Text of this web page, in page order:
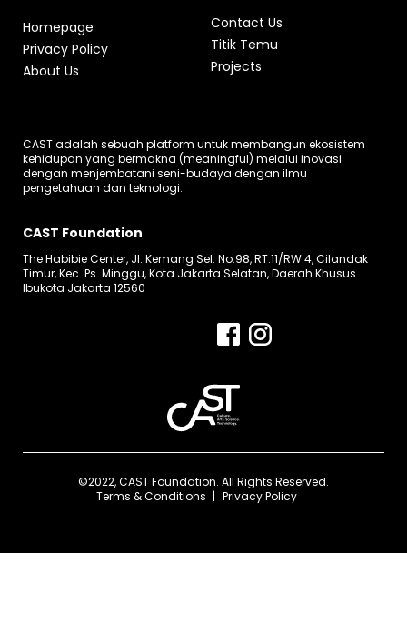
Homepage
Privacy Policy
About Us
Contact Us
Titik Temu
Projects
CAST adalah sebuah platform untuk membangun ekosistem
kehidupan yang bermakna (meaningful) melalui inovasi
dengan menjembatani seni-budaya dengan ilmu
pengetahuan dan teknologi.
CAST Foundation
The Habibie Center, Jl. Kemang Sel. No.98, RT.11/RW.4, Cilandak
Timur, Kec. Ps. Minggu, Kota Jakarta Selatan, Daerah Khusus
Ibukota Jakarta 12560
©2022, CAST Foundation. All Rights Reserved.
Terms & Conditions
Privacy Policy